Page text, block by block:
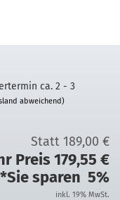
ca. 2 - 3
abweichend)
Statt 189,00 €
Preis 179,55 €
*Sie sparen 5%
inkl. 19% MwSt.